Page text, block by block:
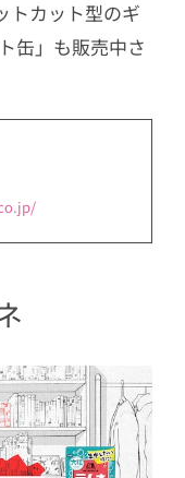
トカット型のギ
缶」も販売中さ